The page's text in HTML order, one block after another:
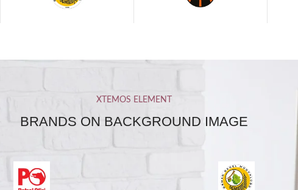
XTEMOS ELEMENT
BRANDS ON BACKGROUND IMAGE